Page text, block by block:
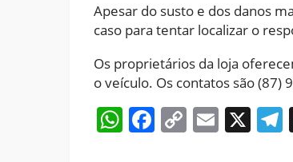
Apesar do susto e dos danos
caso para tentar localizar o
Os proprietários da loja
o veículo. Os contatos são (87)
WhatsApp
Facebook
CopyEmail
X